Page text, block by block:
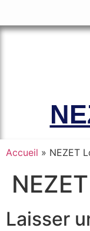
Accueil » NEZET
Laisser